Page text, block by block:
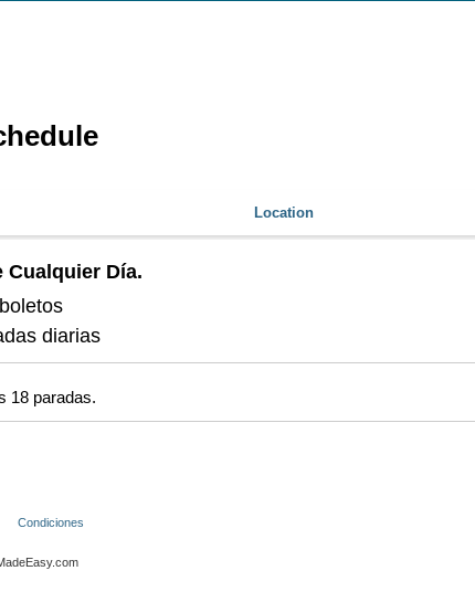
Location
Cualquier Día.
diarias
18 paradas.
Condiciones